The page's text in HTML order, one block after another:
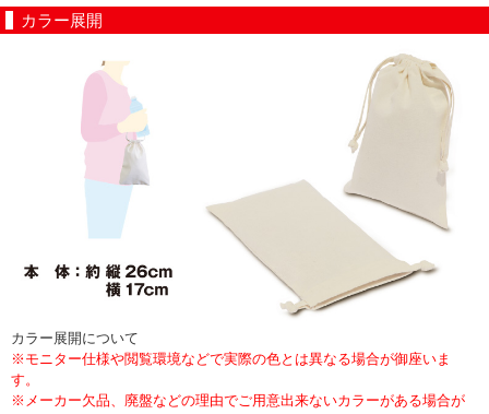
カラー展開
カラー展開について
※モニター仕様や閲覧環境などで実際の色とは異なる場合が御座いま
す。
※メーカー欠品、廃盤などの理由でご用意出来ないカラーがある場合が